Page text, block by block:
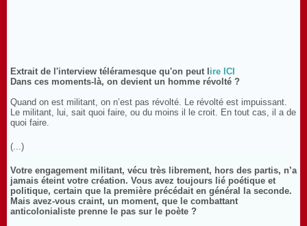
Extrait de l'interview téléramesque qu'on peut l ire ICI
Dans ces moments-là, on devient un homme révolté ?
Quand on est militant, on n’est pas révolté. Le révolté est impuissant.
Le militant, lui, sait quoi faire, ou du moins il le croit. En tout cas, il a de
quoi faire.
(...)
Votre engagement militant, vécu très librement, hors des partis, n’a
jamais éteint votre création. Vous avez toujours lié poétique et
politique, certain que la première précédait en général la seconde.
Mais avez-vous craint, un moment, que le combattant
anticolonialiste prenne le pas sur le poète ?